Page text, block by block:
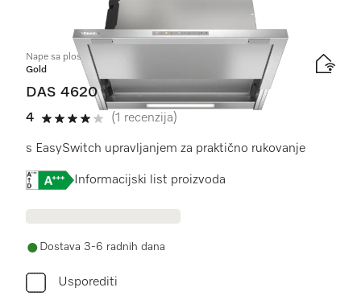
Nape sa plosnatim panelom
Gold
DAS 4620
4
4 od 5
(1 recenzija)
s EasySwitch upravljanjem za praktično rukovanje
Online Label Flag, Energetska naljepnica
Informacijski list proizvoda
Dostava 3-6 radnih dana
Usporediti